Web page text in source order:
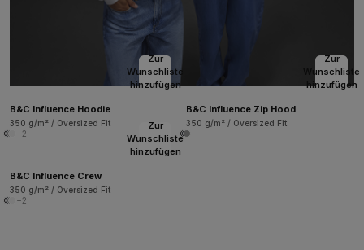
Zur
Wunschliste
hinzufügen
B&C Influence Hoodie
350 g/m² / Oversized Fit
+2
Zur
Wunschliste
hinzufügen
B&C Influence Zip Hood
350 g/m² / Oversized Fit
Zur
Wunschliste
hinzufügen
B&C Influence Crew
350 g/m² / Oversized Fit
+2